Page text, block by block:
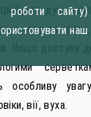
душ
водою
Якщо доступу
особливу
вії, вуха.
роботи сайту)
наш